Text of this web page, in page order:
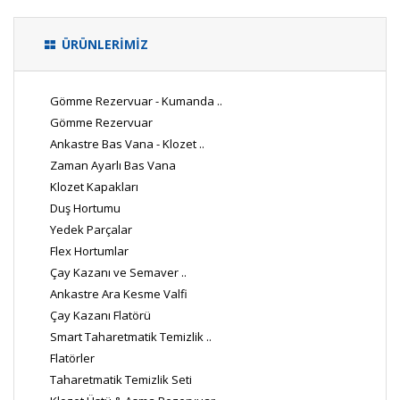
ÜRÜNLERİMİZ
Gömme Rezervuar - Kumanda ..
Gömme Rezervuar
Ankastre Bas Vana - Klozet ..
Zaman Ayarlı Bas Vana
Klozet Kapakları
Duş Hortumu
Yedek Parçalar
Flex Hortumlar
Çay Kazanı ve Semaver ..
Ankastre Ara Kesme Valfi
Çay Kazanı Flatörü
Smart Taharetmatik Temizlik ..
Flatörler
Taharetmatik Temizlik Seti